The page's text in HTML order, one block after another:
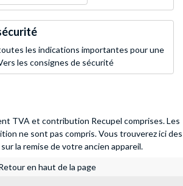
les indications importantes pour une
les consignes de sécurité
TVA et contribution Recupel comprises. Les
ne sont pas compris. Vous trouverez ici des
la remise de votre ancien appareil.
en haut de la page